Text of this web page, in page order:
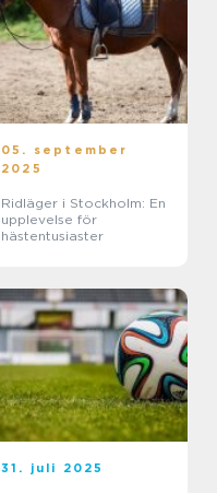
05. september
2025
Ridläger i Stockholm: En
upplevelse för
hästentusiaster
31. juli 2025